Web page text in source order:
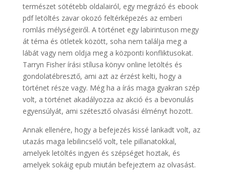
természet sötétebb oldalairól, egy megrázó és ebook
pdf letöltés zavar okozó feltérképezés az emberi
romlás mélységeiről. A történet egy labirintuson megy
át téma és ötletek között, soha nem találja meg a
lábát vagy nem oldja meg a központi konfliktusokat.
Tarryn Fisher írási stílusa könyv online letöltés és
gondolatébresztő, ami azt az érzést kelti, hogy a
történet része vagy. Még ha a írás maga gyakran szép
volt, a történet akadályozza az akció és a bevonulás
egyensúlyát, ami szétesztő olvasási élményt hozott.
Annak ellenére, hogy a befejezés kissé lankadt volt, az
utazás maga lebilincselő volt, tele pillanatokkal,
amelyek letöltés ingyen és szépséget hoztak, és
amelyek sokáig epub miután befejeztem az olvasást.